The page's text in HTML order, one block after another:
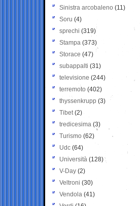
Sinistra arcobaleno (11)
Soru (4)
sprechi (319)
Stampa (373)
Storace (47)
subappalti (31)
televisione(244)
terremoto (402)
thyssenkrupp (3)
Tibet(2)
tredicesima (3)
Turismo (62)
Udc (64)
Università (128)
V-Day (2)
Veltroni (30)
Vendola (41)